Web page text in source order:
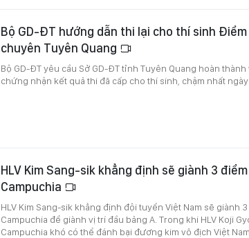
Bộ GD-ĐT hướng dẫn thi lại cho thí sinh
chuyên Tuyên Quang
Bộ GD-ĐT yêu cầu Sở GD-ĐT tỉnh Tuyên Quang hoàn
chứng nhận kết quả thi đã cấp cho thí sinh, chậm nhất ngày
HLV Kim Sang-sik khẳng định sẽ giành 3
Campuchia
HLV Kim Sang-sik khẳng định đội tuyển Việt Nam sẽ giành
Campuchia để giành vị trí đầu bảng A. Trong khi HLV Koji
Campuchia khó có thể đánh bại đương kim vô địch Việt